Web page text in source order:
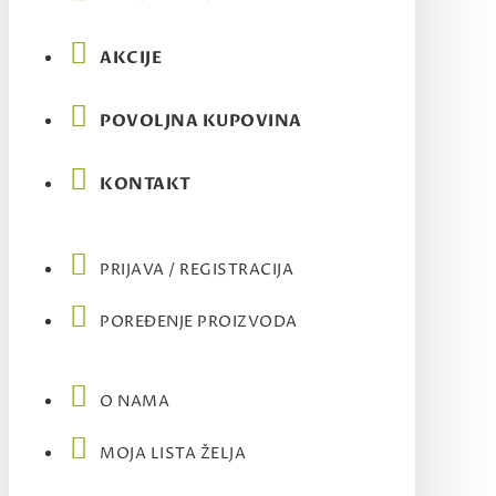
AKCIJE
POVOLJNA KUPOVINA
KONTAKT
PRIJAVA / REGISTRACIJA
POREĐENJE PROIZVODA
O NAMA
MOJA LISTA ŽELJA